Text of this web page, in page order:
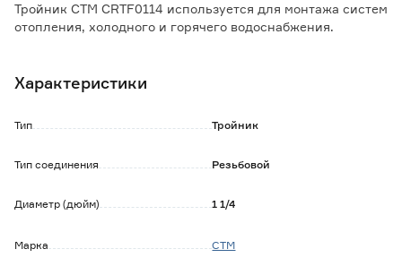
Тройник СТМ CRTF0114 используется для монтажа систем
отопления, холодного и горячего водоснабжения.
Характеристики
Тип Тройник
Тип соединения Резьбовой
Диаметр (дюйм) 1 1/4
Марка СТМ